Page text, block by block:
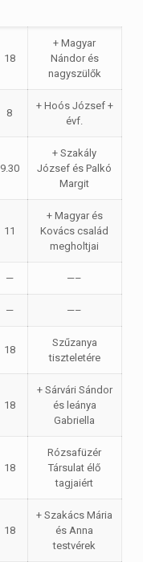
18
+ Magyar
Nándor és
nagyszülők
8
+ Hoós József +
évf.
9.30
+ Szakály
József és Palkó
Margit
11
+ Magyar és
Kovács család
megholtjai
— —–
— —–
18
Szűzanya
tiszteletére
18
+ Sárvári Sándor
és leánya
Gabriella
18
Rózsafüzér
Társulat élő
tagjaiért
18
+ Szakács Mária
és Anna
testvérek